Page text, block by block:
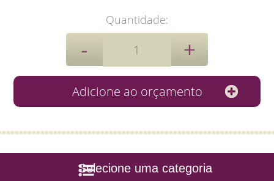
Quantidade:
Selecione uma categoria